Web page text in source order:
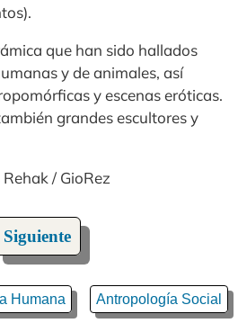
que han sido hallados
y de animales, así
y escenas eróticas.
grandes escultores y
/ GioRez
Siguiente
Humana Antropología Social